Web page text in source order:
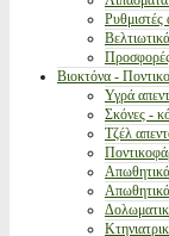
Βιοκτόνα -
Υγρά
Σκόνες -
Τζέλ